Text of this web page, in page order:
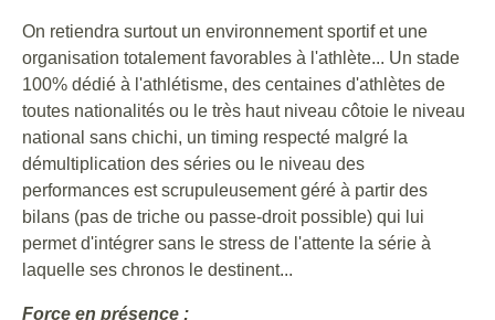
On retiendra surtout un environnement sportif et une
organisation totalement favorables à l'athlète... Un stade
100% dédié à l'athlétisme, des centaines d'athlètes de
toutes nationalités ou le très haut niveau côtoie le niveau
national sans chichi, un timing respecté malgré la
démultiplication des séries ou le niveau des
performances est scrupuleusement géré à partir des
bilans (pas de triche ou passe-droit possible) qui lui
permet d'intégrer sans le stress de l'attente la série à
laquelle ses chronos le destinent...
Force en présence :